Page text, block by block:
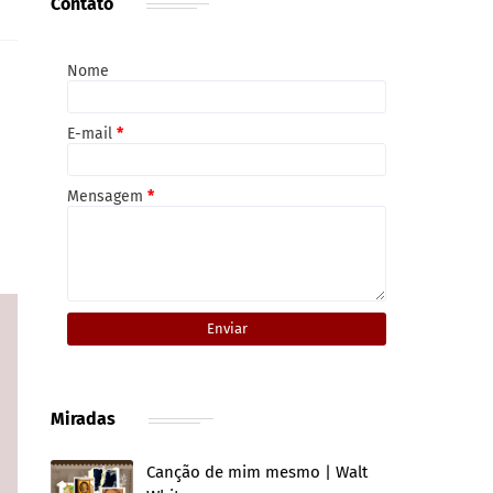
Nome
E-mail *
Mensagem *
Miradas
Canção de mim mesmo | Walt